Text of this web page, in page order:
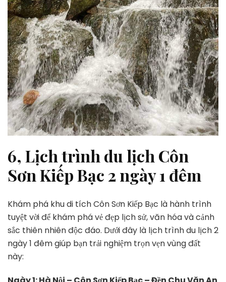
6, Lịch trình du lịch Côn
Sơn Kiếp Bạc 2 ngày 1 đêm
Khám phá khu di tích Côn Sơn Kiếp Bạc là hành trình
tuyệt vời để khám phá vẻ đẹp lịch sử, văn hóa và cảnh
sắc thiên nhiên độc đáo. Dưới đây là lịch trình du lịch 2
ngày 1 đêm giúp bạn trải nghiệm trọn vẹn vùng đất
này: